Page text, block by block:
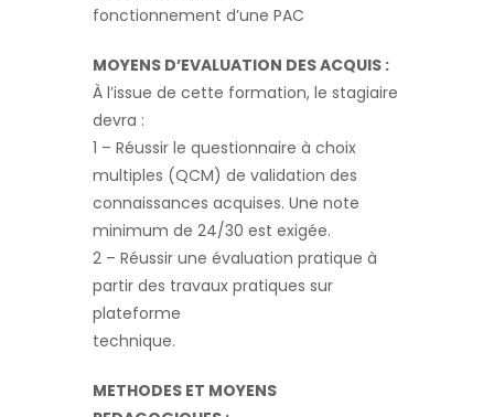
fonctionnement d’une PAC
MOYENS D’EVALUATION DES ACQUIS :
À l’issue de cette formation, le stagiaire
devra :
1 – Réussir le questionnaire à choix
multiples (QCM) de validation des
connaissances acquises. Une note
minimum de 24/30 est exigée.
2 – Réussir une évaluation pratique à
partir des travaux pratiques sur
plateforme
technique.
METHODES ET MOYENS